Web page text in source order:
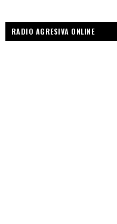
RADIO AGRESIVA ONLINE